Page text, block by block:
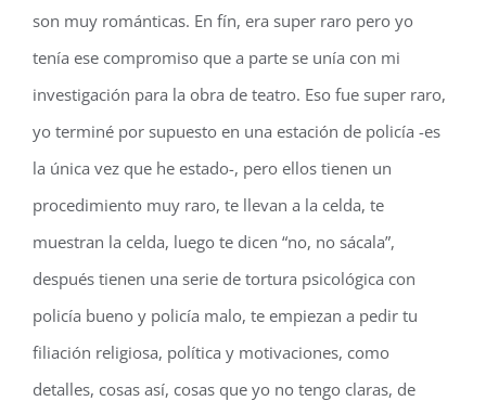
son muy románticas. En fín, era super raro pero yo
tenía ese compromiso que a parte se unía con mi
investigación para la obra de teatro. Eso fue super raro,
yo terminé por supuesto en una estación de policía -es
la única vez que he estado-, pero ellos tienen un
procedimiento muy raro, te llevan a la celda, te
muestran la celda, luego te dicen “no, no sácala”,
después tienen una serie de tortura psicológica con
policía bueno y policía malo, te empiezan a pedir tu
filiación religiosa, política y motivaciones, como
detalles, cosas así, cosas que yo no tengo claras, de